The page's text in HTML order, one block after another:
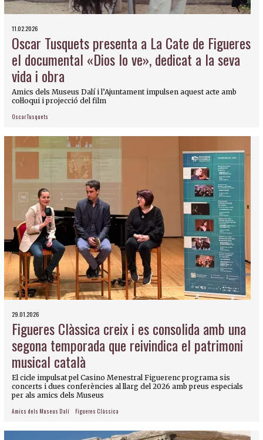
11.02.2026
Oscar Tusquets presenta a La Cate de Figueres
el documental «Dios lo ve», dedicat a la seva
vida i obra
Amics dels Museus Dalí i l’Ajuntament impulsen aquest acte amb
col·loqui i projecció del film
Oscar Tusquets
29.01.2026
Figueres Clàssica creix i es consolida amb una
segona temporada que reivindica el patrimoni
musical català
El cicle impulsat pel Casino Menestral Figuerenc programa sis
concerts i dues conferències al llarg del 2026 amb preus especials
per als amics dels Museus
Amics dels Museus Dalí Figueres Clàssica